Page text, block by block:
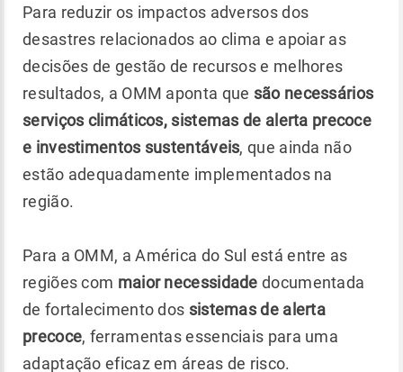
Para reduzir os impactos adversos dos
desastres relacionados ao clima e apoiar as
decisões de gestão de recursos e melhores
resultados, a OMM aponta que são necessários
serviços climáticos, sistemas de alerta precoce
e investimentos sustentáveis, que ainda não
estão adequadamente implementados na
região.
Para a OMM, a América do Sul está entre as
regiões com maior necessidade documentada
de fortalecimento dos sistemas de alerta
precoce, ferramentas essenciais para uma
adaptação eficaz em áreas de risco.